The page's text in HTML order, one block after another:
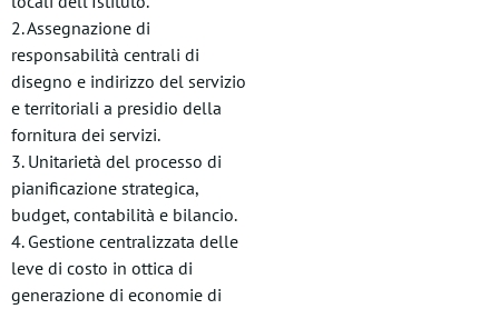
2. Assegnazione di
responsabilità centrali di
disegno e indirizzo del servizio
e territoriali a presidio della
fornitura dei servizi.
3. Unitarietà del processo di
pianificazione strategica,
budget, contabilità e bilancio.
4. Gestione centralizzata delle
leve di costo in ottica di
generazione di economie di